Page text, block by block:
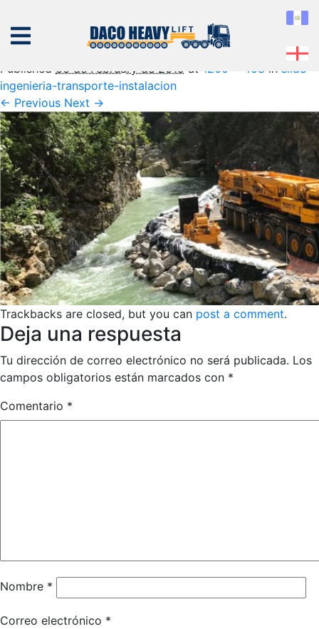
NOSOTROS
EQUIPO
SERVICIOS
PROYECTOS
CONTÁCTENOS
slide-ingenieria-transporte-
instalacion
Published 06 de February de 2019 at 1200 × 408 in slide-
ingenieria-transporte-instalacion
← Previous Next →
Trackbacks are closed, but you can post a comment.
Deja una respuesta
Tu dirección de correo electrónico no será publicada. Los
campos obligatorios están marcados con *
Comentario *
Nombre *
Correo electrónico *